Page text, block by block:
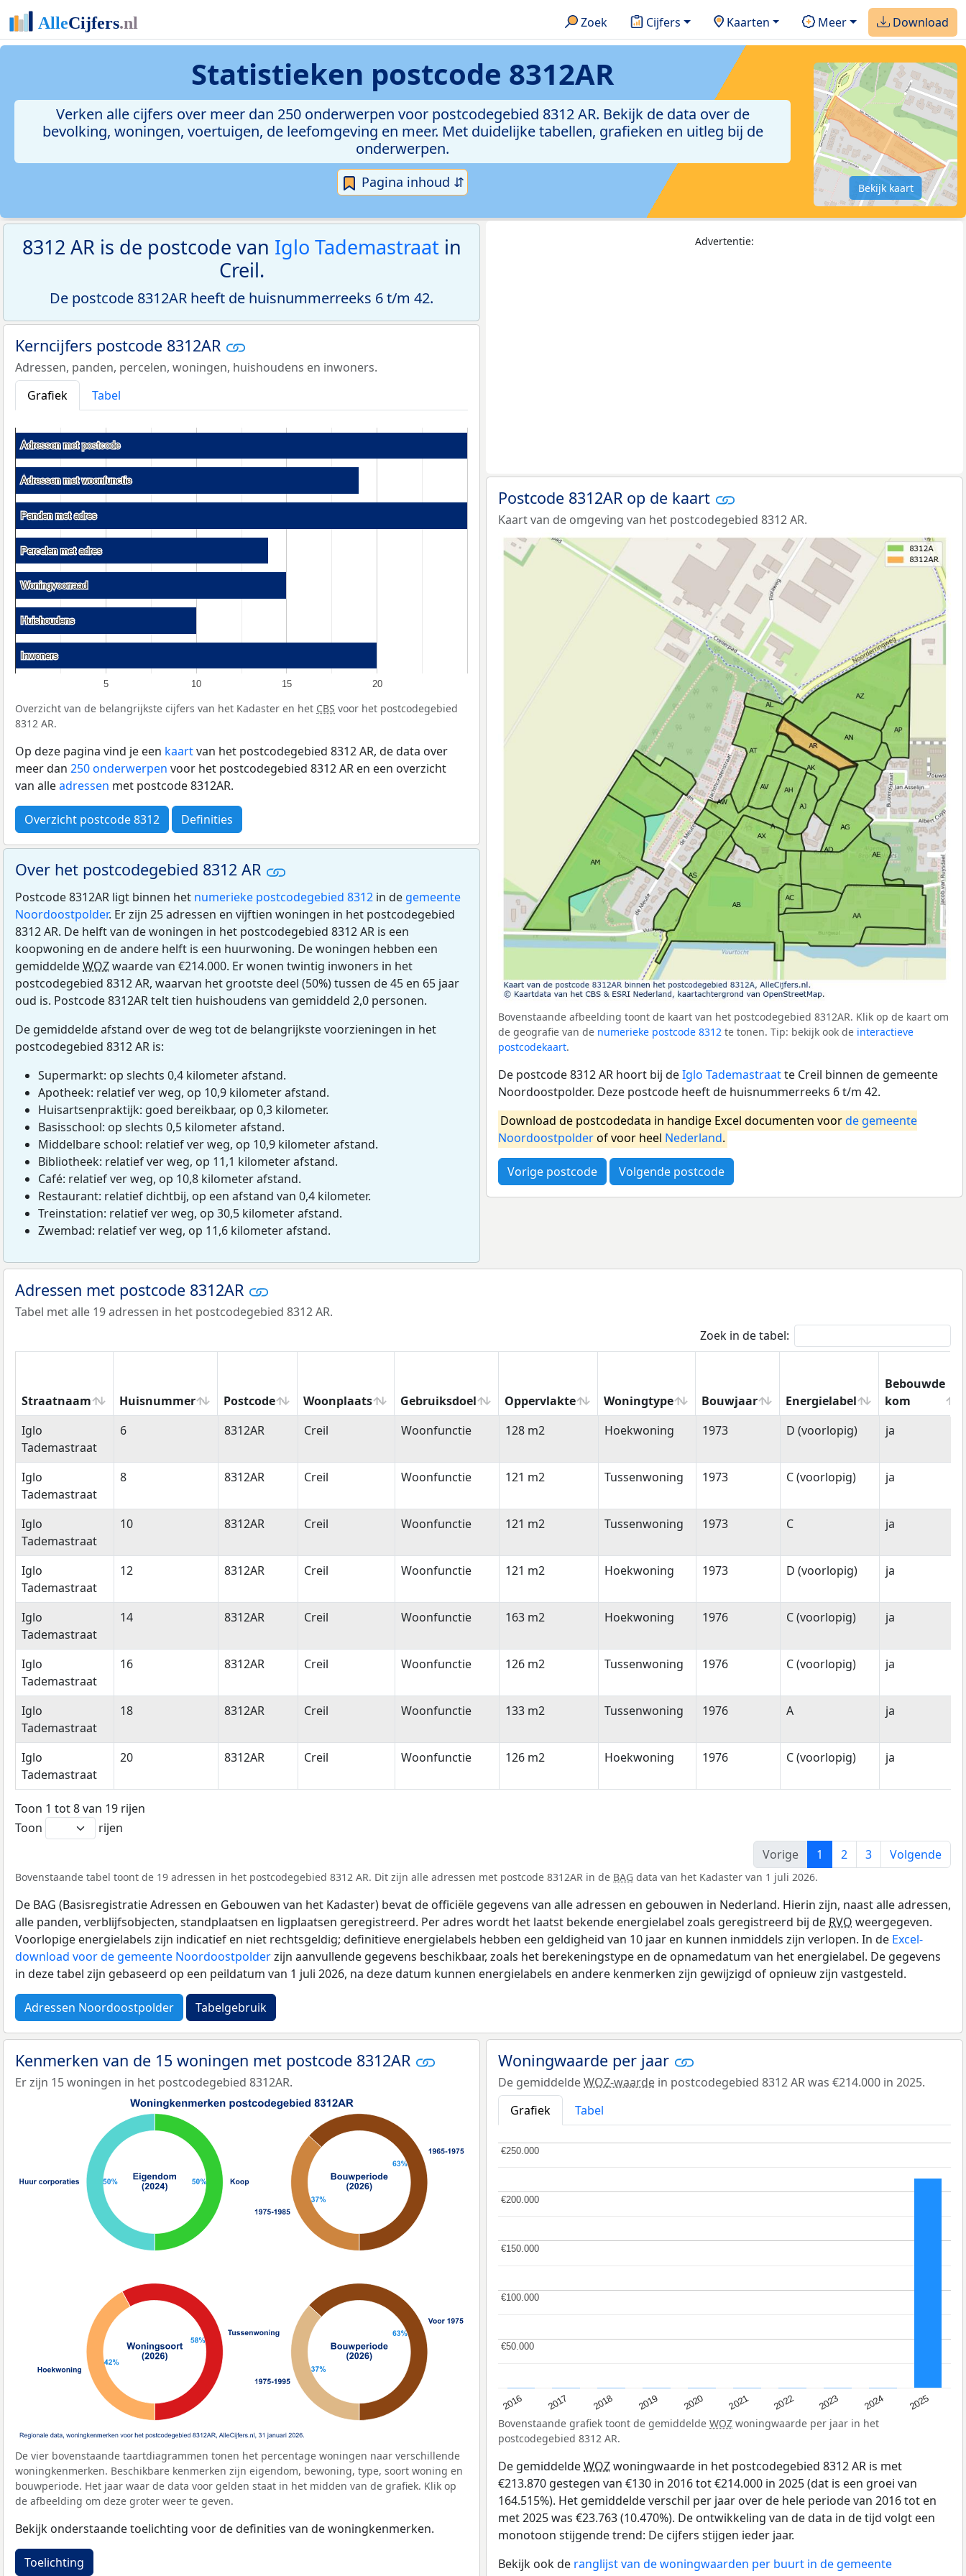
Zoek Cijfers Kaarten Meer Download
Statistieken postcode 8312AR
Verken alle cijfers over meer dan 250 onderwerpen voor postcodegebied 8312 AR. Bekijk de data over de
bevolking, woningen, voertuigen, de leefomgeving en meer. Met duidelijke tabellen, grafieken en uitleg bij de
onderwerpen.
Pagina inhoud ⇵ Bekijk kaart
8312 AR is de postcode van Iglo Tademastraatin
Creil.
De postcode 8312AR heeft de huisnummerreeks 6 t/m 42.
Kerncijfers postcode 8312AR
Adressen, panden, percelen, woningen, huishoudens en inwoners.
Grafiek
Tabel
5 10 15 20
Adressen met postcode
Adressen met postcode
Adressen met woonfunctie
Adressen met woonfunctie
Panden met adres
Panden met adres
Percelen met adres
Percelen met adres
Woningvoorraad
Woningvoorraad
Huishoudens
Huishoudens
Inwoners
Inwoners
Overzicht van de belangrijkste cijfers van het Kadaster en het CBS voor het postcodegebied
8312 AR.
Op deze pagina vind je een kaartvan het postcodegebied 8312 AR, de data over
meer dan 250 onderwerpen voor het postcodegebied 8312 AR en een overzicht
van alleadressen met postcode 8312AR.
Overzicht postcode 8312 Definities
Over het postcodegebied 8312 AR
Postcode 8312AR ligt binnen het numerieke postcodegebied 8312 in de gemeente
Noordoostpolder. Er zijn 25 adressen en vijftien woningen in het postcodegebied
8312 AR. De helft van de woningen in het postcodegebied 8312 AR is een
koopwoning en de andere helft is een huurwoning. De woningen hebben een
gemiddeldeWOZwaarde van €214.000. Er wonen twintig inwoners in het
postcodegebied 8312 AR, waarvan het grootste deel (50%) tussen de 45 en 65 jaar
oud is. Postcode 8312AR telt tien huishoudens van gemiddeld 2,0 personen.
De gemiddelde afstand over de weg tot de belangrijkste voorzieningen in het
postcodegebied 8312 AR is:
Supermarkt: op slechts 0,4 kilometer afstand.
Apotheek: relatief ver weg, op 10,9 kilometer afstand.
Huisartsenpraktijk: goed bereikbaar, op 0,3 kilometer.
Basisschool: op slechts 0,5 kilometer afstand.
Middelbare school: relatief ver weg, op 10,9 kilometer afstand.
Bibliotheek: relatief ver weg, op 11,1 kilometer afstand.
Café: relatief ver weg, op 10,8 kilometer afstand.
Restaurant: relatief dichtbij, op een afstand van 0,4 kilometer.
Treinstation: relatief ver weg, op 30,5 kilometer afstand.
Zwembad: relatief ver weg, op 11,6 kilometer afstand.
Advertentie:
Postcode 8312AR op de kaart
Kaart van de omgeving van het postcodegebied 8312 AR.
Bovenstaande afbeelding toont de kaart van het postcodegebied 8312AR. Klik op de kaart om
de geografie van de numerieke postcode 8312 te tonen. Tip: bekijk ook de interactieve
postcodekaart.
De postcode 8312 AR hoort bij deIglo Tademastraatte Creil binnen de gemeente
Noordoostpolder. Deze postcode heeft de huisnummerreeks 6 t/m 42.
Download de postcodedata in handige Excel documenten voorde gemeente
Noordoostpolderof voor heel Nederland.
Vorige postcode Volgende postcode
Adressen met postcode 8312AR
Tabel met alle 19 adressen in het postcodegebied 8312 AR.
Zoek in de tabel:
Straatnaam Huisnummer Postcode Woonplaats Gebruiksdoel Oppervlakte Woningtype Bouwjaar Energielabel
Bebouwde
kom
Straatnaam
Huisnummer Postcode Woonplaats Gebruiksdoel Oppervlakte Woningtype Bouwjaar Energielabel
Bebouwde
kom
Iglo
Tademastraat
6 8312AR Creil Woonfunctie 128 m2 Hoekwoning 1973 D (voorlopig) ja
Iglo
Tademastraat
8 8312AR Creil Woonfunctie 121 m2 Tussenwoning 1973 C (voorlopig) ja
Iglo
Tademastraat
10 8312AR Creil Woonfunctie 121 m2 Tussenwoning 1973 C ja
Iglo
Tademastraat
12 8312AR Creil Woonfunctie 121 m2 Hoekwoning 1973 D (voorlopig) ja
Iglo
Tademastraat
14 8312AR Creil Woonfunctie 163 m2 Hoekwoning 1976 C (voorlopig) ja
Iglo
Tademastraat
16 8312AR Creil Woonfunctie 126 m2 Tussenwoning 1976 C (voorlopig) ja
Iglo
Tademastraat
18 8312AR Creil Woonfunctie 133 m2 Tussenwoning 1976 A ja
Iglo
Tademastraat
20 8312AR Creil Woonfunctie 126 m2 Hoekwoning 1976 C (voorlopig) ja
Toon 1 tot 8 van 19 rijen
Toon
rijen
Vorige
1 2 3 Volgende
Bovenstaande tabel toont de 19 adressen in het postcodegebied 8312 AR. Dit zijn alle adressen met postcode 8312AR in de BAG data van het Kadaster van 1 juli 2026.
De BAG (Basisregistratie Adressen en Gebouwen van het Kadaster) bevat de officiële gegevens van alle adressen en gebouwen in Nederland. Hierin zijn, naast alle adressen,
alle panden, verblijfsobjecten, standplaatsen en ligplaatsen geregistreerd. Per adres wordt het laatst bekende energielabel zoals geregistreerd bij de RVO weergegeven.
Voorlopige energielabels zijn indicatief en niet rechtsgeldig; definitieve energielabels hebben een geldigheid van 10 jaar en kunnen inmiddels zijn verlopen. In de Excel-
download voor de gemeente Noordoostpolderzijn aanvullende gegevens beschikbaar, zoals het berekeningstype en de opnamedatum van het energielabel. De gegevens
in deze tabel zijn gebaseerd op een peildatum van 1 juli 2026, na deze datum kunnen energielabels en andere kenmerken zijn gewijzigd of opnieuw zijn vastgesteld.
Adressen Noordoostpolder Tabelgebruik
Kenmerken van de 15 woningen met postcode 8312AR
Er zijn 15 woningen in het postcodegebied 8312AR.
De vier bovenstaande taartdiagrammen tonen het percentage woningen naar verschillende
woningkenmerken. Beschikbare kenmerken zijn eigendom, bewoning, type, soort woning en
bouwperiode. Het jaar waar de data voor gelden staat in het midden van de grafiek. Klik op
de afbeelding om deze groter weer te geven.
Bekijk onderstaande toelichting voor de definities van de woningkenmerken.
Toelichting
Woningwaarde per jaar
De gemiddeldeWOZ-waarde in postcodegebied 8312 AR was €214.000 in 2025.
Grafiek
Tabel
2016 2017 2018 2019 2020 2021 2022 2023 2024 2025
€50.000
€50.000
€100.000
€100.000
€150.000
€150.000
€200.000
€200.000
€250.000
€250.000
Bovenstaande grafiek toont de gemiddelde WOZ woningwaarde per jaar in het
postcodegebied 8312 AR.
De gemiddeldeWOZwoningwaarde in het postcodegebied 8312 AR is met
€213.870 gestegen van €130 in 2016 tot €214.000 in 2025 (dat is een groei van
164.515%). Het gemiddelde verschil per jaar over de hele periode van 2016 tot en
met 2025 was €23.763 (10.470%). De ontwikkeling van de data in de tijd volgt een
monotoon stijgende trend: De cijfers stijgen ieder jaar.
Bekijk ook de ranglijst van de woningwaarden per buurt in de gemeente